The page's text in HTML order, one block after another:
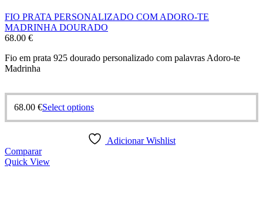
FIO PRATA PERSONALIZADO COM ADORO-TE
MADRINHA DOURADO
68.00 €
Fio em prata 925 dourado personalizado com palavras Adoro-te
Madrinha
68.00 €Select options
Adicionar Wishlist
Comparar
Quick View